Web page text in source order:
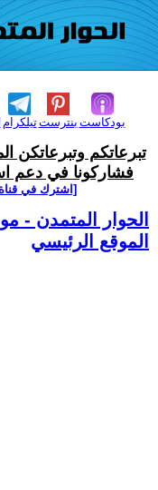
تيلكرامبنترست بودكاست
تبرعاتكم وتبرعاتكن
فشاركونا في دعم
[اشترك في
الحوار المتمدن -
الموقع الرئيسي